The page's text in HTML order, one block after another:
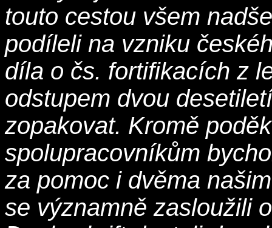
touto cestou všem
podíleli na vzniku
díla o čs. fortifikacích z
odstupem dvou
zopakovat. Kromě
spolupracovníkům
za pomoc i dvěma
se významně zasloužili